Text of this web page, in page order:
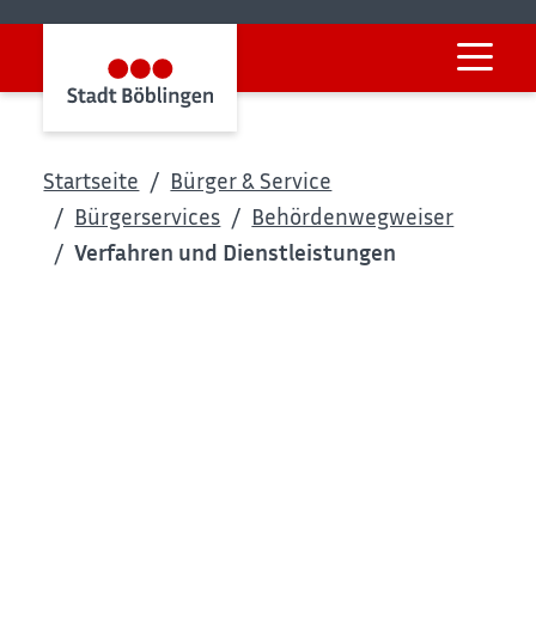
Startseite
Bürger & Service
Bürgerservices
Behördenwegweiser
Verfahren und Dienstleistungen